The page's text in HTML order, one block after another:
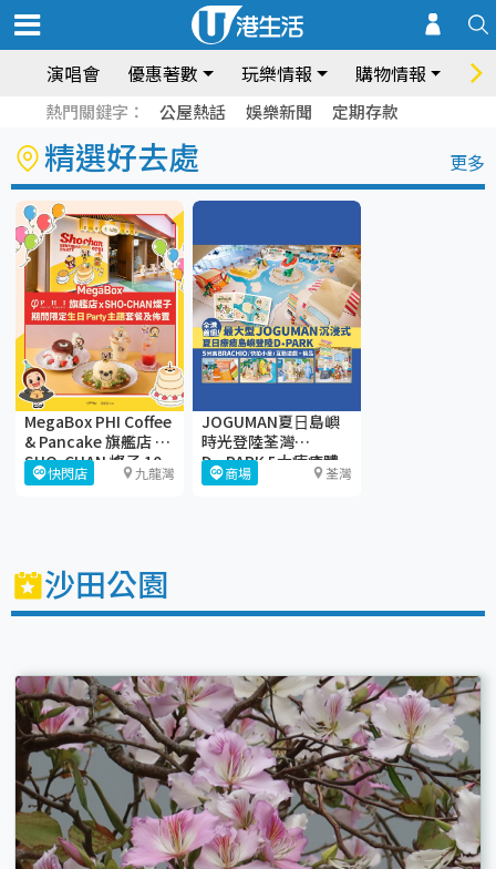
演唱會 優惠著數 玩樂情報 購物情報 飲
熱門關鍵字： 公屋熱話 娛樂新聞 定期存款
精選好去處 更多
MegaBox PHI Coffee
& Pancake 旗艦店 ╳
SHO-CHAN 燦子 10
周年生日派對
快閃店 九龍灣
JOGUMAN夏⽇島嶼
時光登陸荃灣
D·PARK 5大療癒體
驗區+期間限定店
商場 荃灣
沙田公園